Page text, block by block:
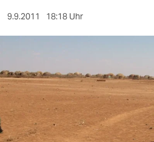
sport
nord
wahrheit
verlag
9.9.2011 18:18 Uhr